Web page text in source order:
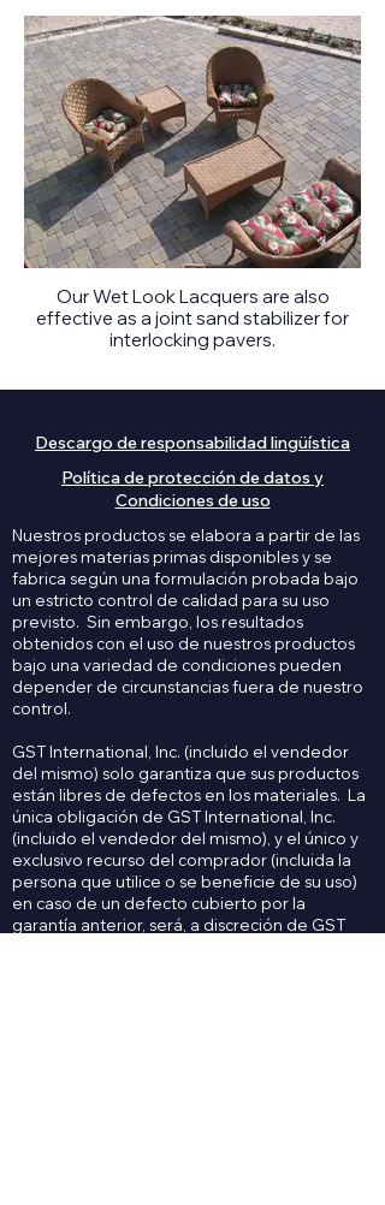
Our Wet Look Lacquers are also
effective as a joint sand stabilizer for
interlocking pavers.
Descargo de responsabilidad lingüística
Política de protección de datos y
Condiciones de uso
Nuestros productos se elabora a partir de las
mejores materias primas disponibles y se
fabrica según una formulación probada bajo
un estricto control de calidad para su uso
previsto. Sin embargo, los resultados
obtenidos con el uso de nuestros productos
bajo una variedad de condiciones pueden
depender de circunstancias fuera de nuestro
control.
GST International, Inc. (incluido el vendedor
del mismo) solo garantiza que sus productos
están libres de defectos en los materiales. La
única obligación de GST International, Inc.
(incluido el vendedor del mismo), y el único y
exclusivo recurso del comprador (incluida la
persona que utilice o se beneficie de su uso)
en caso de un defecto cubierto por la
garantía anterior, será, a discreción de GST